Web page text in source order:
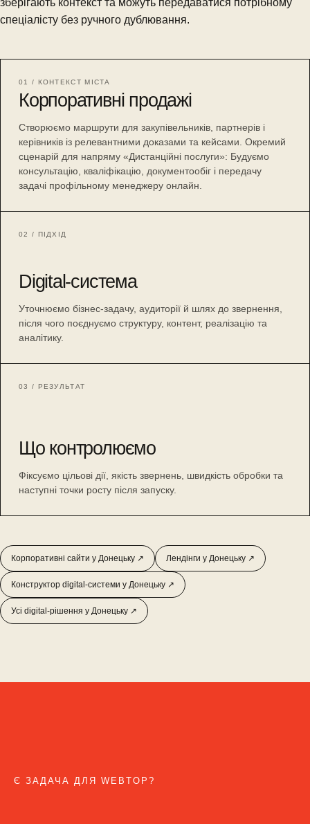
спеціалісту без ручного дублювання.
01 / КОНТЕКСТ МІСТА
Корпоративні продажі
Створюємо маршрути для закупівельників, партнерів і
керівників із релевантними доказами та кейсами. Окремий
сценарій для напряму «Дистанційні послуги»: Будуємо
консультацію, кваліфікацію, документообіг і передачу
задачі профільному менеджеру онлайн.
02 / ПІДХІД
Digital-система
Уточнюємо бізнес-задачу, аудиторії й шлях до звернення,
після чого поєднуємо структуру, контент, реалізацію та
аналітику.
03 / РЕЗУЛЬТАТ
Що контролюємо
Фіксуємо цільові дії, якість звернень, швидкість обробки та
наступні точки росту після запуску.
Корпоративні сайти у Донецьку ↗ Лендінги у Донецьку ↗
Конструктор digital-системи у Донецьку ↗
Усі digital-рішення у Донецьку ↗
Є ЗАДАЧА ДЛЯ WEBTOP?